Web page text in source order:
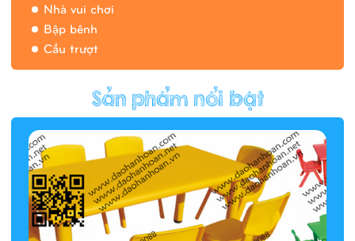
Nhà vui chơi
Bập bênh
Cầu trượt
Hàng rào/nhà banh 9H5412